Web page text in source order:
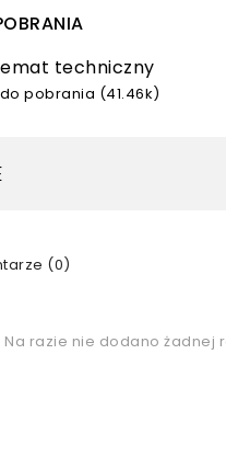
techniczny
pobrania (41.46k)
(0)
Na razie nie dodano żadnej